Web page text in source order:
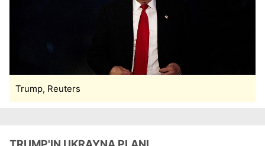
Trump, Reuters